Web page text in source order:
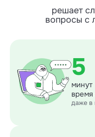
решает
вопросы с
5
минут
время
даже в